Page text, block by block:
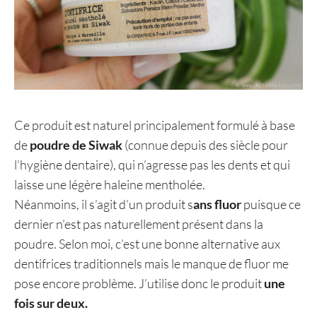
Ce produit est naturel principalement formulé à base
depoudre de Siwak(connue depuis des siècle pour
l’hygiène dentaire), qui n’agresse pas les dents et qui
laisse une légère haleine mentholée.
Néanmoins, il s’agit d’un produit sans fluorpuisque ce
dernier n’est pas naturellement présent dans la
poudre. Selon moi, c’est une bonne alternative aux
dentifrices traditionnels mais le manque de fluor me
pose encore problème. J’utilise donc le produitune
fois sur deux.